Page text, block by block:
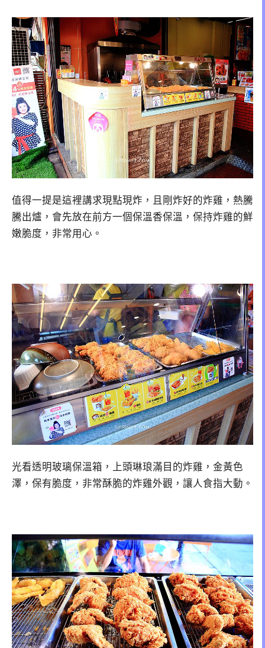
值得一提是這裡講求現點現炸，且剛炸好的炸雞，熱騰
騰出爐，會先放在前方一個保溫香保溫，保持炸雞的鮮
嫩脆度，非常用心。
光看透明玻璃保溫箱，上頭琳琅滿目的炸雞，金黃色
澤，保有脆度，非常酥脆的炸雞外觀，讓人食指大動。